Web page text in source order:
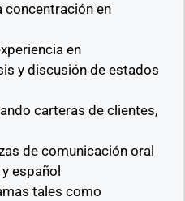
concentración en
en
y discusión de estados
carteras de clientes,
de comunicación oral
español
tales como